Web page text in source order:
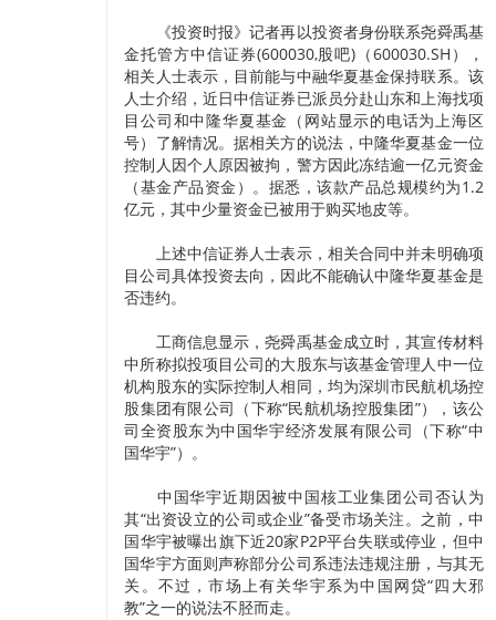
《投资时报》记者再以投资者身份联系尧舜禹基
金托管方中信证券(600030,股吧)（600030.SH），
相关人士表示，目前能与中融华夏基金保持联系。该
人士介绍，近日中信证券已派员分赴山东和上海找项
目公司和中隆华夏基金（网站显示的电话为上海区
号）了解情况。据相关方的说法，中隆华夏基金一位
控制人因个人原因被拘，警方因此冻结逾一亿元资金
（基金产品资金）。据悉，该款产品总规模约为1.2
亿元，其中少量资金已被用于购买地皮等。
上述中信证券人士表示，相关合同中并未明确项
目公司具体投资去向，因此不能确认中隆华夏基金是
否违约。
工商信息显示，尧舜禹基金成立时，其宣传材料
中所称拟投项目公司的大股东与该基金管理人中一位
机构股东的实际控制人相同，均为深圳市民航机场控
股集团有限公司（下称“民航机场控股集团”），该公
司全资股东为中国华宇经济发展有限公司（下称“中
国华宇”）。
中国华宇近期因被中国核工业集团公司否认为
其“出资设立的公司或企业”备受市场关注。之前，中
国华宇被曝出旗下近20家P2P平台失联或停业，但中
国华宇方面则声称部分公司系违法违规注册，与其无
关。不过，市场上有关华宇系为中国网贷“四大邪
教”之一的说法不胫而走。